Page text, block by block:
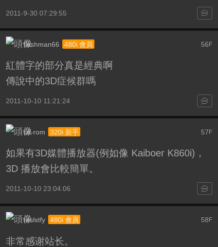
2011-9-30 07:29:55
56F
flashman66 480i 會員
紅體字的部分真是經典啊
傳說中的3D症候群嗎
2011-10-10 11:21:24
57F
cd-rom 320i 新手
如果有3D媒體播放器(例如像 Kaiboer K860i)，
3D 播放會比較簡單。
2011-10-10 23:04:06
58F
reslstfy 480i 會員
非常感谢站长。